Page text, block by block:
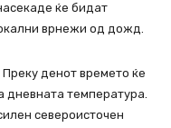
ќе бидат
врнежи од дожд.
денот времето ќе
дневната температура.
североисточен